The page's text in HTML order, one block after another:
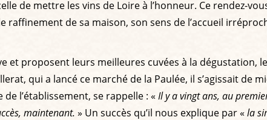
de mettre les vins de Loire à l’honneur. Ce rendez-
de sa maison, son sens de l’accueil
proposent leurs meilleures cuvées à la dégustation,
qui a lancé ce marché de la Paulée, il s’agissait de
l’établissement, se rappelle : « Il y a vingt ans, au
maintenant. » Un succès qu’il nous explique par «la